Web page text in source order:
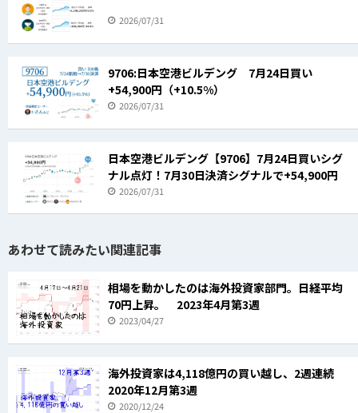
2026/07/31
9706:日本空港ビルデング 7月24日買い
+54,900円（+10.5%）
2026/07/31
日本空港ビルデング【9706】7月24日買いシグ
ナル点灯！7月30日決済シグナルで+54,900円
2026/07/31
あわせて読みたい関連記事
相場を動かしたのは海外投資家部門。日経平均
70円上昇。 2023年4月第3週
2023/04/27
海外投資家は4,118億円の買い越し、2週連続
2020年12月第3週
2020/12/24